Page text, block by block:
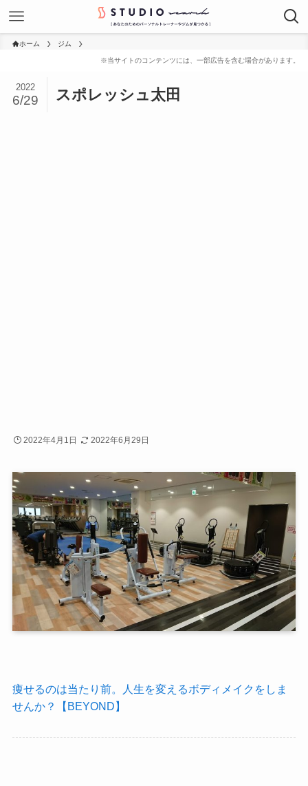
ホーム ジム
スポレッシュ太田
2022
6/29
2022年4月1日 2022年6月29日
痩せるのは当たり前。人生を変えるボディメイクをしま
せんか？【BEYOND】